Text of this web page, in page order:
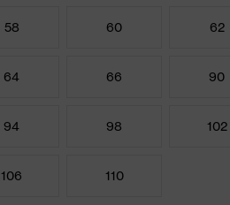
58 60 62
64 66 90
94 98 102
106 110